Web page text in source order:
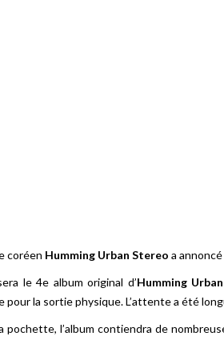
coréen Humming Urban Stereo a
le 4e album original d’Humming
pour la sortie physique. L’attente a été
pochette, l’album contiendra de